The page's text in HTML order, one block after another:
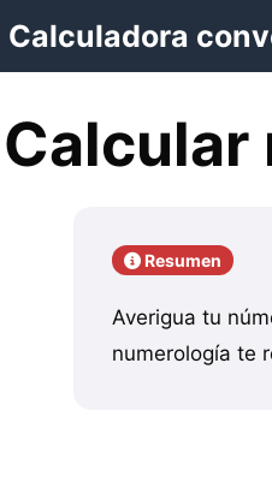
Calculadora
Calcular
Resumen
Averigua tu
numerología te